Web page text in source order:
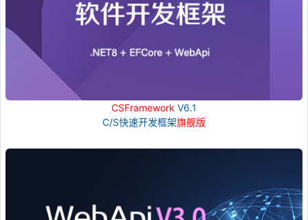
CSFramework V6.1
C/S快速开发框架旗舰版